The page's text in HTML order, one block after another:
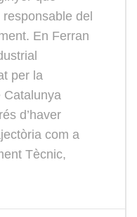
del
En Ferran
per la
Catalunya
d’haver
com a
Tècnic,